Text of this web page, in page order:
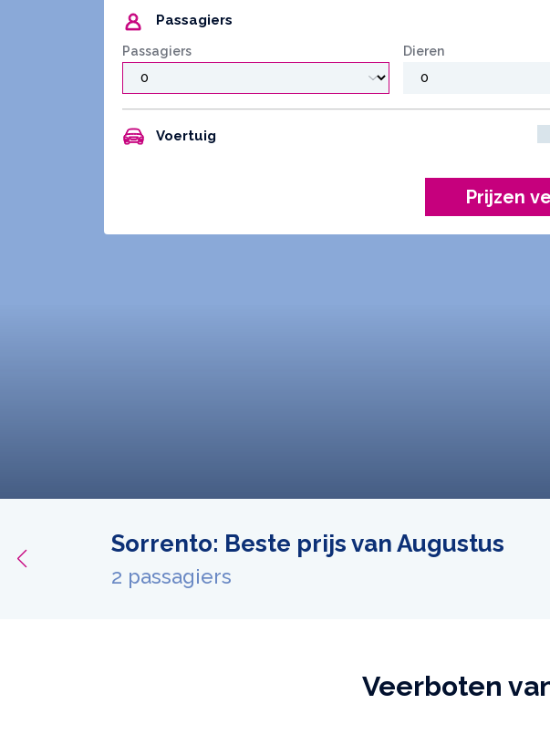
Passagiers
Passagiers Dieren
Voertuig
Prijzen
Sorrento: Beste prijs van Augustus
2 passagiers
Veerboten